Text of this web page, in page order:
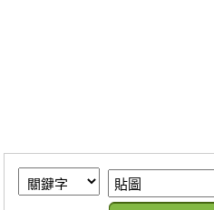
繪圖藝廊
交流中心